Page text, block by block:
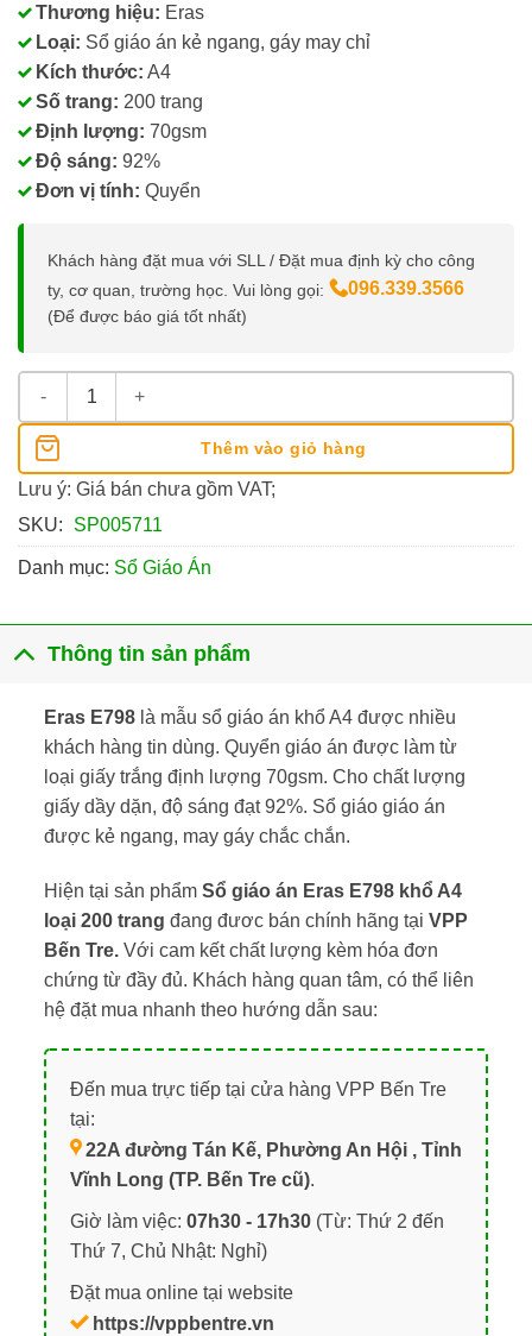
Thương hiệu: Eras
Loại: Sổ giáo án kẻ ngang, gáy may chỉ
Kích thước: A4
Số trang: 200 trang
Định lượng: 70gsm
Độ sáng: 92%
Đơn vị tính: Quyển
Khách hàng đặt mua với SLL / Đặt mua định kỳ cho công
ty, cơ quan, trường học. Vui lòng gọi:
096.339.3566
(Để được báo giá tốt nhất)
Quyển Sổ Giáo Án A4 200 Trang Eras số lượng
Thêm vào giỏ hàng
Lưu ý: Giá bán chưa gồm VAT;
SKU:
SP005711
Danh mục: Sổ Giáo Án
Thông tin sản phẩm
Eras E798là mẫu sổ giáo án khổ A4 được nhiều
khách hàng tin dùng. Quyển giáo án được làm từ
loại giấy trắng định lượng 70gsm. Cho chất lượng
giấy dầy dặn, độ sáng đạt 92%. Sổ giáo giáo án
được kẻ ngang, may gáy chắc chắn.
Hiện tại sản phẩm Sổ giáo án Eras E798 khổ A4
loại 200 trang đang đươc bán chính hãng tại VPP
Bến Tre. Với cam kết chất lượng kèm hóa đơn
chứng từ đầy đủ. Khách hàng quan tâm, có thể liên
hệ đặt mua nhanh theo hướng dẫn sau:
Đến mua trực tiếp tại cửa hàng VPP Bến Tre
tại:
22A đường Tán Kế, Phường An Hội , Tỉnh
Vĩnh Long (TP. Bến Tre cũ).
Giờ làm việc: 07h30 - 17h30(Từ: Thứ 2 đến
Thứ 7, Chủ Nhật: Nghỉ)
Đặt mua online tại website
https://vppbentre.vn